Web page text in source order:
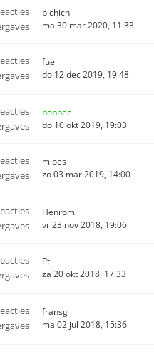
pichichi
ma 30 mar 2020, 11:33
fuel
do 12 dec 2019, 19:48
bobbee
do 10 okt 2019, 19:03
mloes
zo 03 mar 2019, 14:00
Henrom
vr 23 nov 2018, 19:06
Pti
za 20 okt 2018, 17:33
fransg
ma 02 jul 2018, 15:36